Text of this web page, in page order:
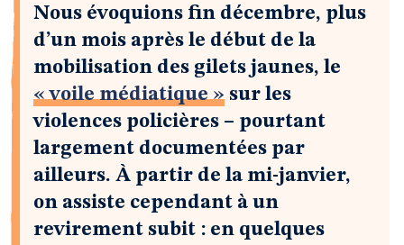
Nous évoquions fin décembre, plus
d’un mois après le début de la
mobilisation des gilets jaunes, le
« voile médiatique » sur les
violences policières – pourtant
largement documentées par
ailleurs. À partir de la mi-janvier,
on assiste cependant à un
revirement subit : en quelques